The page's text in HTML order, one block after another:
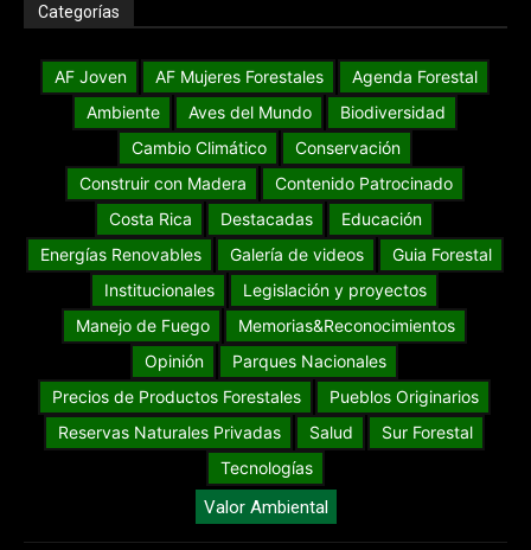
Categorías
AF Joven AF Mujeres Forestales
Agenda Forestal
Ambiente
Aves del Mundo
Biodiversidad
Cambio Climático
Conservación
Construir con Madera
Contenido Patrocinado
Costa Rica
Destacadas
Educación
Energías Renovables
Galería de videos
Guia Forestal
Institucionales
Legislación y proyectos
Manejo de Fuego
Memorias&Reconocimientos
Opinión
Parques Nacionales
Precios de Productos Forestales
Pueblos Originarios
Reservas Naturales Privadas
Salud
Sur Forestal
Tecnologías
Valor Ambiental